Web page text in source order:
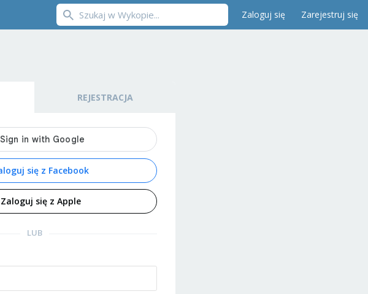
Zaloguj się Zarejestruj się
REJESTRACJA
się z Facebook
Zaloguj się z Apple
LUB